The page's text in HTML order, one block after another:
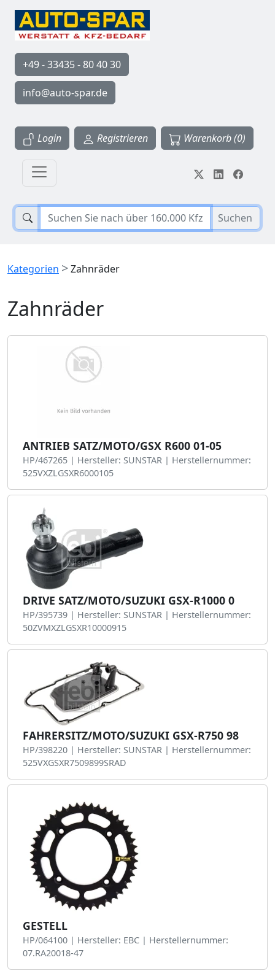
+49 - 33435 - 80 40 30
info@auto-spar.de
Login Registrieren Warenkorb (0)
Suchen
Kategorien >Zahnräder
Zahnräder
ANTRIEB SATZ/MOTO/GSX R600 01-05
HP/467265 | Hersteller: SUNSTAR | Herstellernummer:
525VXZLGSXR6000105
DRIVE SATZ/MOTO/SUZUKI GSX-R1000 0
HP/395739 | Hersteller: SUNSTAR | Herstellernummer:
50ZVMXZLGSXR10000915
FAHRERSITZ/MOTO/SUZUKI GSX-R750 98
HP/398220 | Hersteller: SUNSTAR | Herstellernummer:
525VXGSXR7509899SRAD
GESTELL
HP/064100 | Hersteller: EBC | Herstellernummer:
07.RA20018-47